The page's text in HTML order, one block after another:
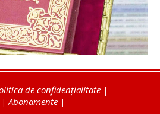
de confidențialitate |
| Abonamente |